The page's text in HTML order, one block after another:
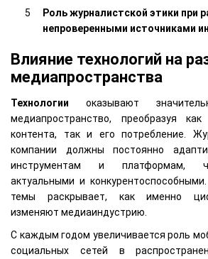
Роль журналистской этики при
непроверенными источниками
Влияние технологий на
медиапространства
Технологии оказывают
медиапространство, преобразуя
контента, так и его потребление.
компании должны постоянно
инструментам и платформам,
актуальными и
темы раскрывает, как именно
изменяют медиаиндустрию.
С каждым годом увеличивается роль
социальных сетей в